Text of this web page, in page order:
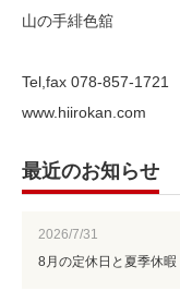
山の手緋色舘
Tel,fax 078-857-1721
www.hiirokan.com
最近のお知らせ
2026/7/31
8月の定休日と夏季休暇